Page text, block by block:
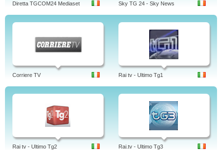
Diretta TGCOM24 Mediaset Sky TG 24 - Sky News
Corriere TV Rai tv - Ultimo Tg1
Rai tv - Ultimo Tg2 Rai.tv - Ultimo Tg3